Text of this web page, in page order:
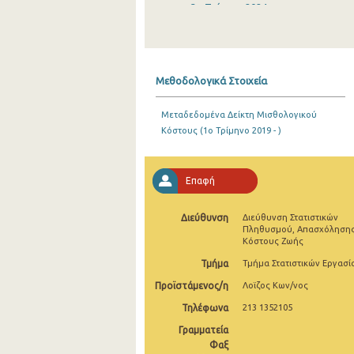
3o Τρίμηνο 2024
3o Τρίμηνο 2023
1o Τρίμηνο 2023
3o Τρίμηνο 2022
2o Τρίμηνο 2022
1o Τρίμηνο 2022
3o Τρίμηνο 2021
Μεθοδολογικά Στοιχεία
Μεταδεδομένα Δείκτη Μισθολογικού
Κόστους (1o Τρίμηνο 2019 - )
Επαφή
Διεύθυνση
Διεύθυνση Στατιστικών
Πληθυσμού, Απασχόλησης
Κόστους Ζωής
Τμήμα Τμήμα Στατιστικών
Προϊστάμενος/η Λοϊζος Κων/νος
Τηλέφωνα 213 1352105
Γραμματεία
Φαξ